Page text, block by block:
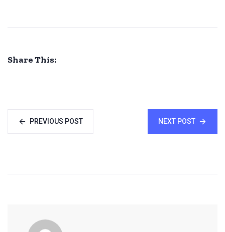
Share This:
PREVIOUS POST NEXT POST